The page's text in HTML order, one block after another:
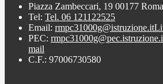
Piazza Zambeccari, 19 00177
Tel: Tel. 06 121122525
Email: rmpc31000g@istruzione.it
PEC:
mail
C.F.: 97006730580